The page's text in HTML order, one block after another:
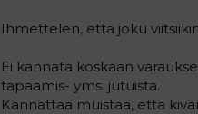
Ihmettelen, että joku
Ei kannata koskaan
tapaamis- yms. jutuista.
Kannattaa muistaa, että